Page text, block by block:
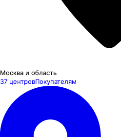
Москва и область
37 центровПокупателям